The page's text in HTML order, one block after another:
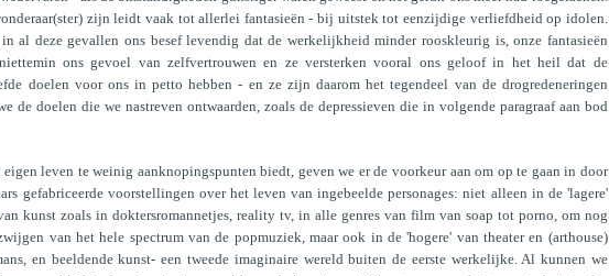
zijn leidt vaak tot allerlei fantasieën - bij uitstek tot eenzijdige verliefdheid op idolen.
al deze gevallen ons besef levendig dat de werkelijkheid minder rooskleurig is, onze fantasieën
ons gevoel van zelfvertrouwen en ze versterken vooral ons geloof in het heil dat de
doelen voor ons in petto hebben - en ze zijn daarom het tegendeel van de drogredeneringen
de doelen die we nastreven ontwaarden, zoals de depressieven die in volgende paragraaf aan bod
eigen leven te weinig aanknopingspunten biedt, geven we er de voorkeur aan om op te gaan in door
gefabriceerde voorstellingen over het leven van ingebeelde personages: niet alleen in de 'lagere'
kunst zoals in doktersromannetjes, reality tv, in alle genres van film van soap tot porno, om nog
van het hele spectrum van de popmuziek, maar ook in de 'hogere' van theater en (arthouse)
en beeldende kunst- een tweede imaginaire wereld buiten de eerste werkelijke. Al kunnen we